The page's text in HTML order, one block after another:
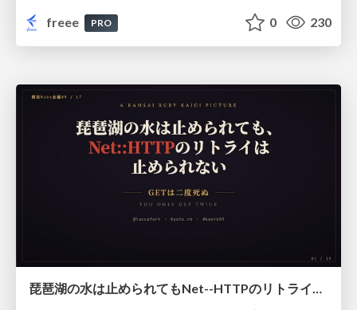
freee
PRO 0 230
琵琶湖の水は止められてもNet--HTTPのリトライは止められない / You might be able to stop the water flow of Lake Biwa but you can't stop Net::HTTP retries